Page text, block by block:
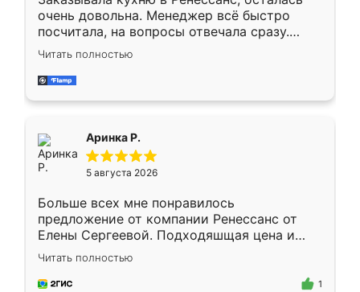
очень довольна. Менеджер всё быстро
посчитала, на вопросы отвечала сразу.
Замерщик приехал в субботу, подошёл к
делу со всей ответственностью. Собрали
за день, ребята работали аккуратно, даже
Читать полностью
Аринка Р.
5 августа 2026
Больше всех мне понравилось
предложение от компании Ренессанс от
Елены Сергеевой. Подходяшщая цена и
короткие сроки изготовления. Приехавший
для замера сотрудник Владислав
предложил по моему эскизу самый
Читать полностью
1